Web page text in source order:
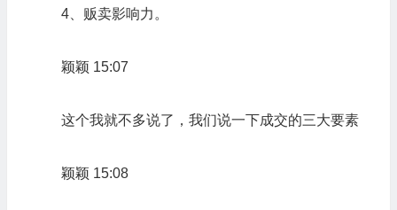
4、贩卖影响力。
颖颖 15:07
这个我就不多说了，我们说一下成交的三大要素
颖颖 15:08